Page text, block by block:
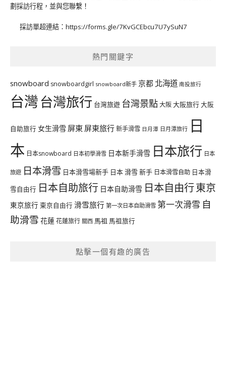
劃採訪行程，並與您聯繫！
採訪單超連結： https://forms.gle/7KvGCEbcu7U7ySuN7
熱門關鍵字
snowboard snowboardgirl snowboard新手 京都 北海道 南投旅行
台灣台灣旅行 台灣旅遊 台灣景點大阪大阪旅行大阪
自助旅行 女生滑雪 屏東 屏東旅行新手滑雪 日月潭 日月潭旅行 日
本 日本snowboard 日本初學滑雪 日本新手滑雪 日本旅行 日本
旅遊 日本滑雪 日本滑雪場新手 日本 滑雪 新手 日本滑雪自助 日本滑
雪自由行 日本自助旅行 日本自助滑雪 日本自由行東京
東京旅行 東京自由行 滑雪旅行 第一次日本自助滑雪 第一次滑雪 自
助滑雪 花蓮花蓮旅行 關西 馬祖 馬祖旅行
點擊一個有趣的廣告